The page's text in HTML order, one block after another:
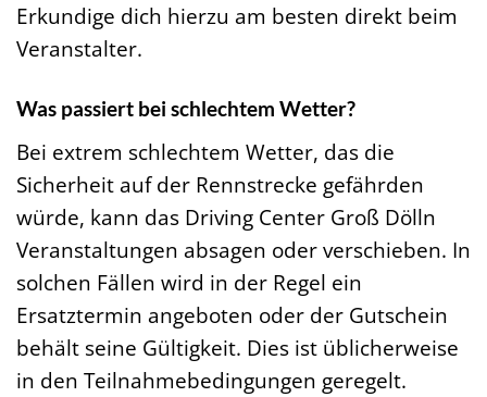
Erkundige dich hierzu am besten direkt beim
Veranstalter.
Was passiert bei schlechtem Wetter?
Bei extrem schlechtem Wetter, das die
Sicherheit auf der Rennstrecke gefährden
würde, kann das Driving Center Groß Dölln
Veranstaltungen absagen oder verschieben. In
solchen Fällen wird in der Regel ein
Ersatztermin angeboten oder der Gutschein
behält seine Gültigkeit. Dies ist üblicherweise
in den Teilnahmebedingungen geregelt.